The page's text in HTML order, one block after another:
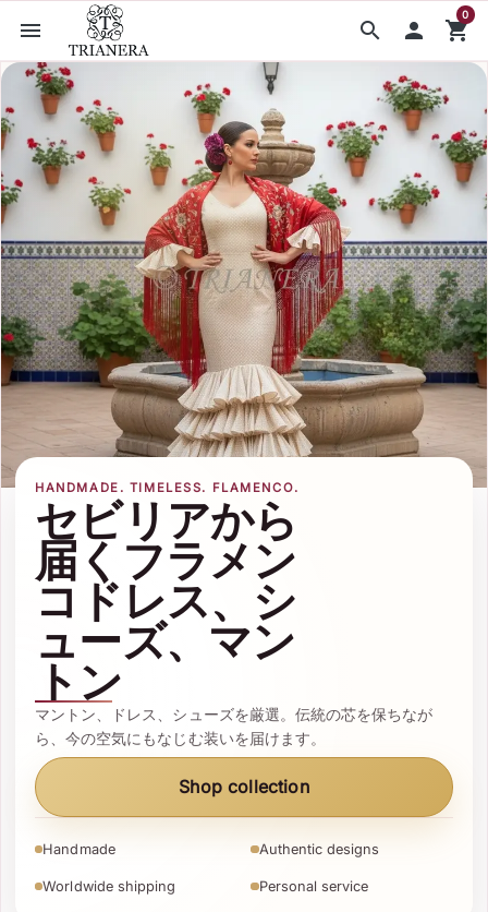
search
menu  shopping_cart
0
セビリアから届くフラメンコ衣
HANDMADE. TIMELESS. FLAMENCO.
セビリアから
届くフラメン
コドレス、シ
ューズ、マン
トン
マントン、ドレス、シューズを厳選。伝統の芯を保ちなが
ら、今の空気にもなじむ装いを届けます。
Shop collection
Handmade Authentic designs
Worldwide shipping Personal service